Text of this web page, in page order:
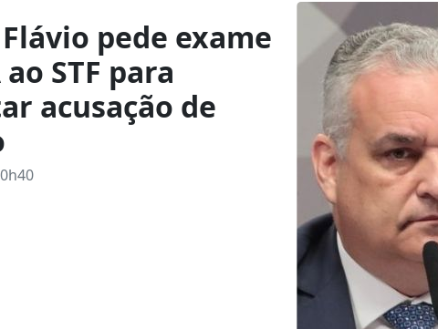
pede exame
STF para
acusação de